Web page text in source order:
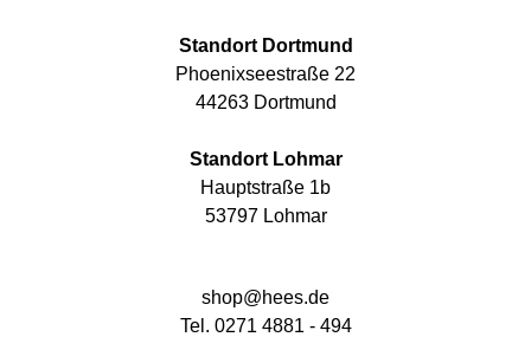
Standort Dortmund
Phoenixseestraße 22
44263 Dortmund
Standort Lohmar
Hauptstraße 1b
53797 Lohmar
shop@hees.de
Tel. 0271 4881 - 494